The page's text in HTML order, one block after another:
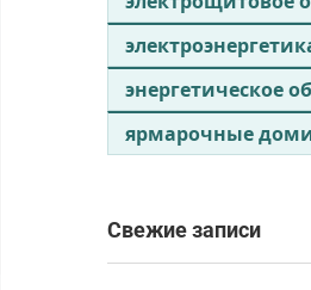
энергетическое
ярмарочные
Свежие записи